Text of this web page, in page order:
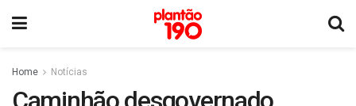
Home Notícias